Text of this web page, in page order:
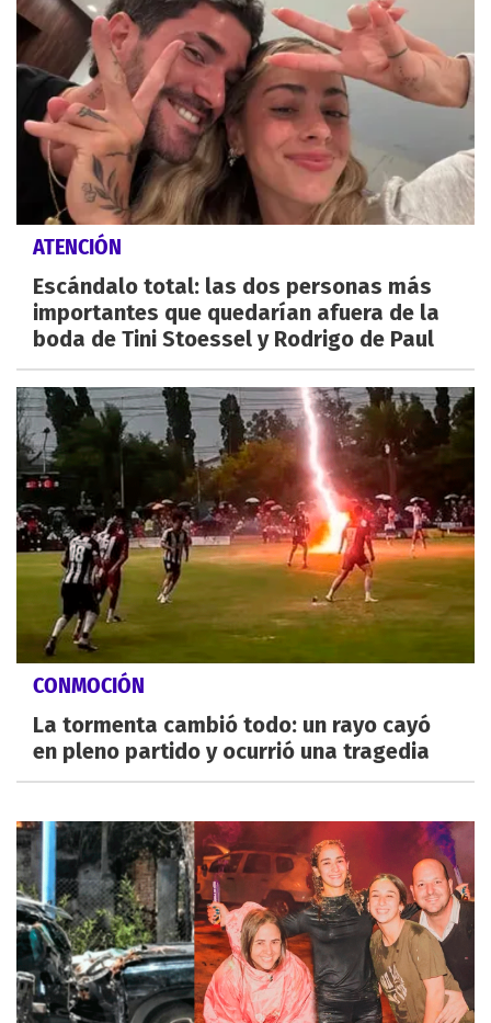
ATENCIÓN
Escándalo total: las dos personas más
importantes que quedarían afuera de la
boda de Tini Stoessel y Rodrigo de Paul
CONMOCIÓN
La tormenta cambió todo: un rayo cayó
en pleno partido y ocurrió una tragedia